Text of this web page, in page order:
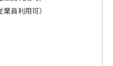
員利用可）